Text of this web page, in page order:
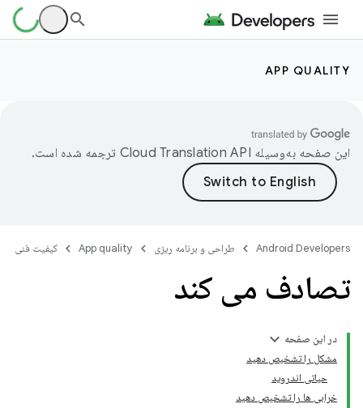
APP QUALITY
این صفحه به‌وسیله ترجمه شده است.
Android Developers طراحی و برنامه ریزی App quality کیفیت فنی
تصادف می کند
در این صفحه
مشکل را تشخیص دهید
حیاتی اندروید
خرابی ها را تشخیص دهید